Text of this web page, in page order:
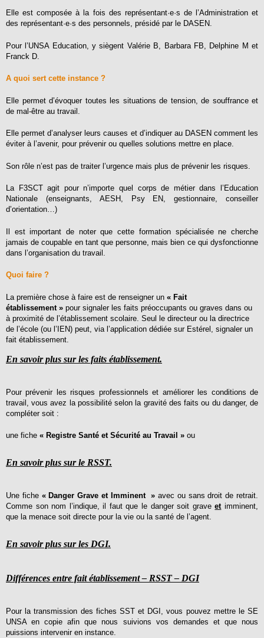
Elle est composée à la fois des représentant·e·s de l’Administration et
des représentant·e·s des personnels, présidé par le DASEN.
Pour l’UNSA Education, y siègent Valérie B, Barbara FB, Delphine M et
Franck D.
A quoi sert cette instance ?
Elle permet d’évoquer toutes les situations de tension, de souffrance et
de mal-être au travail.
Elle permet d’analyser leurs causes et d’indiquer au DASEN comment les
éviter à l’avenir, pour prévenir ou quelles solutions mettre en place.
Son rôle n’est pas de traiter l’urgence mais plus de prévenir les risques.
La F3SCT agit pour n’importe quel corps de métier dans l’Education
Nationale (enseignants, AESH, Psy EN, gestionnaire, conseiller
d’orientation…)
Il est important de noter que cette formation spécialisée ne cherche
jamais de coupable en tant que personne, mais bien ce qui dysfonctionne
dans l’organisation du travail.
Quoi faire ?
La première chose à faire est de renseigner un « Fait
établissement » pour signaler les faits préoccupants ou graves dans ou
à proximité de l’établissement scolaire. Seul le directeur ou la directrice
de l’école (ou l’IEN) peut, via l’application dédiée sur Estérel, signaler un
fait établissement.
En savoir plus sur les faits établissement.
Pour prévenir les risques professionnels et améliorer les conditions de
travail, vous avez la possibilité selon la gravité des faits ou du danger,de
compléter soit :
une fiche « Registre Santé et Sécurité au Travail » ou
En savoir plus sur le RSST.
Une fiche « Danger Grave et Imminent »avec ou sans droit de retrait.
Comme son nom l’indique, il faut que le danger soit graveetimminent,
que la menace soit directe pour la vie ou la santé de l’agent.
En savoir plus sur les DGI.
Différences entre fait établissement – RSST – DGI
Pour la transmission des fiches SST et DGI, vous pouvez mettre le SE
UNSA en copie afin que nous suivions vos demandes et que nous
puissions intervenir en instance.